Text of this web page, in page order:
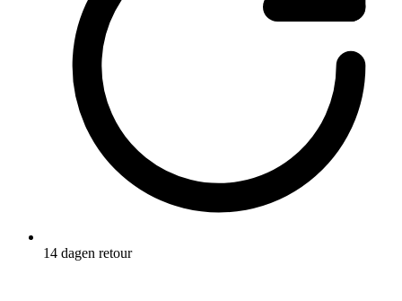
14 dagen retour